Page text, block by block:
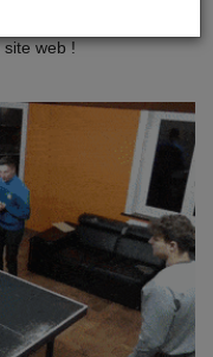
web !